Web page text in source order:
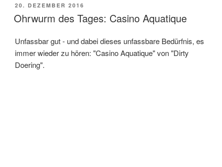
VERÖFFENTLICHT
AM
20. DEZEMBER 2016
Ohrwurm des Tages: Casino Aquatique
Unfassbar gut - und dabei dieses unfassbare Bedürfnis, es
immer wieder zu hören: "Casino Aquatique" von "Dirty
Doering".